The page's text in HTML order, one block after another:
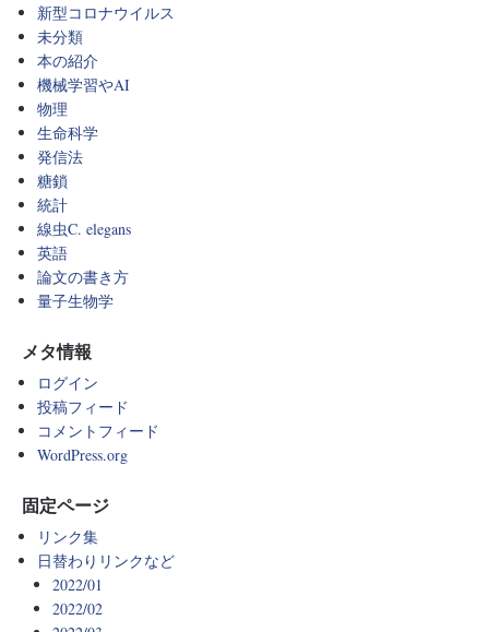
新型コロナウイルス
未分類
本の紹介
機械学習やAI
物理
生命科学
発信法
糖鎖
統計
線虫C. elegans
英語
論文の書き方
量子生物学
メタ情報
ログイン
投稿フィード
コメントフィード
WordPress.org
固定ページ
リンク集
日替わりリンクなど
2022/01
2022/02